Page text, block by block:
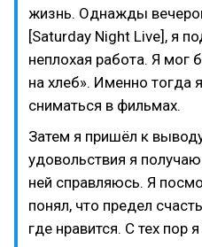
жизнь. Однажды
[Saturday Night Live], я
неплохая работа. Я мог
на хлеб». Именно тогда
сниматься в фильмах.
Затем я пришёл к
удовольствия я
ней справляюсь. Я
понял, что предел
где нравится. С тех пор